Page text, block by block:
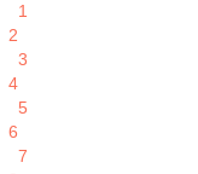
1
2
3
4
5
6
7